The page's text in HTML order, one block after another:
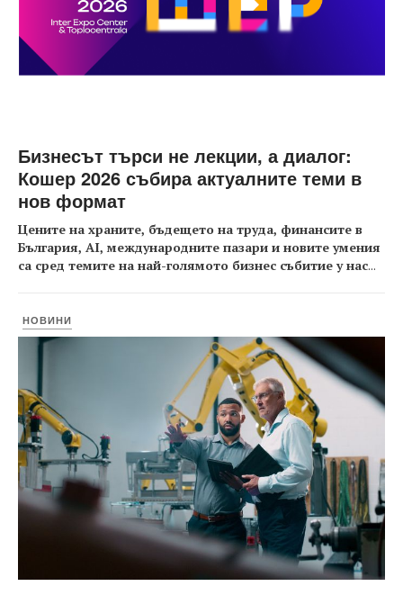
Бизнесът търси не лекции, а диалог:
Кошер 2026 събира актуалните теми в
нов формат
Цените на храните, бъдещето на труда, финансите в
България, AI, международните пазари и новите умения
са сред темите на най-голямото бизнес събитие у нас...
НОВИНИ